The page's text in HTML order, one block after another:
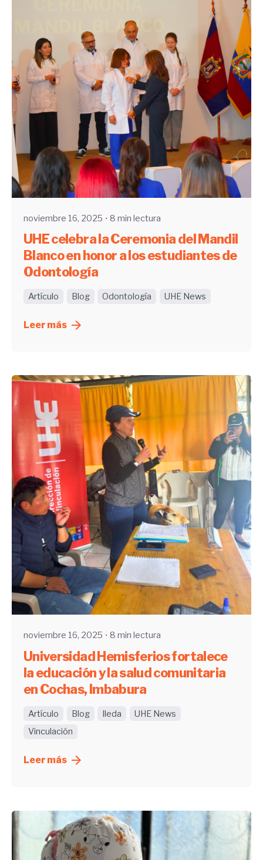
Enviado por
UHE
noviembre 16, 2025 8 min lectura
UHE celebra la Ceremonia del Mandil
Blanco en honor a los estudiantes de
Odontología
Artículo Blog Odontología UHE News
Leer más
Enviado por
UHE
noviembre 16, 2025 8 min lectura
Universidad Hemisferios fortalece
la educación y la salud comunitaria
en Cochas, Imbabura
Artículo Blog Ileda
UHE News
Vinculación
Leer más